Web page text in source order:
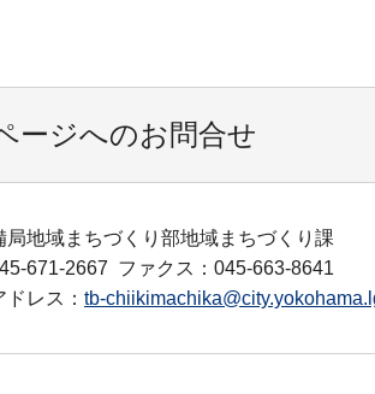
ージへのお問合せ
局地域まちづくり部地域まちづくり課
671-2667 ファクス：045-663-8641
ドレス： tb-